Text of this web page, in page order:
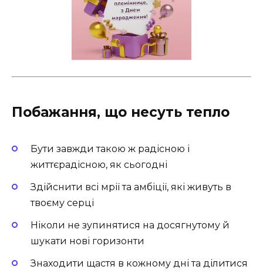
Побажання, що несуть тепло
Бути завжди такою ж радісною і
життєрадісною, як сьогодні
Здійснити всі мрії та амбіції, які живуть в
твоєму серці
Ніколи не зупинятися на досягнутому й
шукати нові горизонти
Знаходити щастя в кожному дні та ділитися